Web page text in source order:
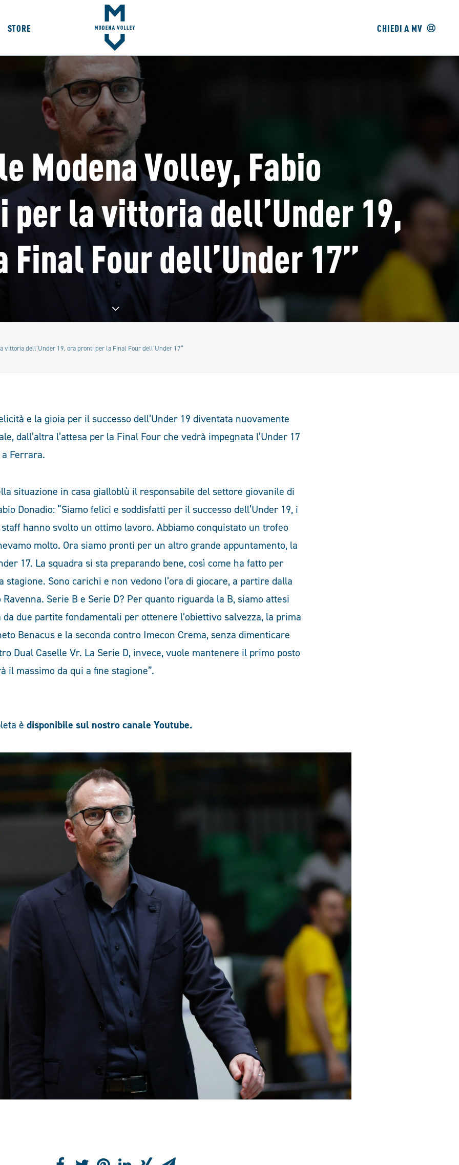
CHIEDI A MV
STORE
Modena Volley, Fabio
per la vittoria dell’Under 19,
Four dell’Under 17”
vittoria dell’Under 19, ora pronti per la Final Four dell’Under 17”
e la gioia per il successo dell’Under 19 diventata nuovamente
dall’altra l’attesa per la Final Four che vedrà impegnata l’Under 17
Ferrara.
situazione in casa gialloblù il responsabile del settore giovanile di
Donadio: “Siamo felici e soddisfatti per il successo dell’Under 19, i
hanno svolto un ottimo lavoro. Abbiamo conquistato un trofeo
molto. Ora siamo pronti per un altro grande appuntamento, la
17. La squadra si sta preparando bene, così come ha fatto per
stagione. Sono carichi e non vedono l’ora di giocare, a partire dalla
Serie B e Serie D? Per quanto riguarda la B, siamo attesi
due partite fondamentali per ottenere l’obiettivo salvezza, la prima
Benacus e la seconda contro Imecon Crema, senza dimenticare
Dual Caselle Vr. La Serie D, invece, vuole mantenere il primo posto
il massimo da qui a fine stagione”.
è disponibile sul nostro canale Youtube.